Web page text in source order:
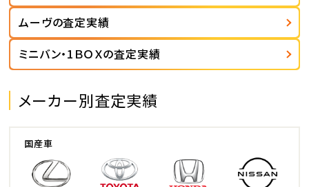
ムーヴの査定実績
ミニバン・1ＢＯＸの査定実績
メーカー別査定実績
国産車